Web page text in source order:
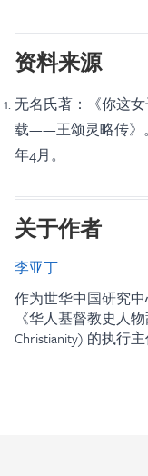
资料来源
无名氏著：《你这
载——王颂灵略传》
年4月。
关于作者
李亚丁
作为世华中国研究
《华人基督教史人
Christianity) 的执行主